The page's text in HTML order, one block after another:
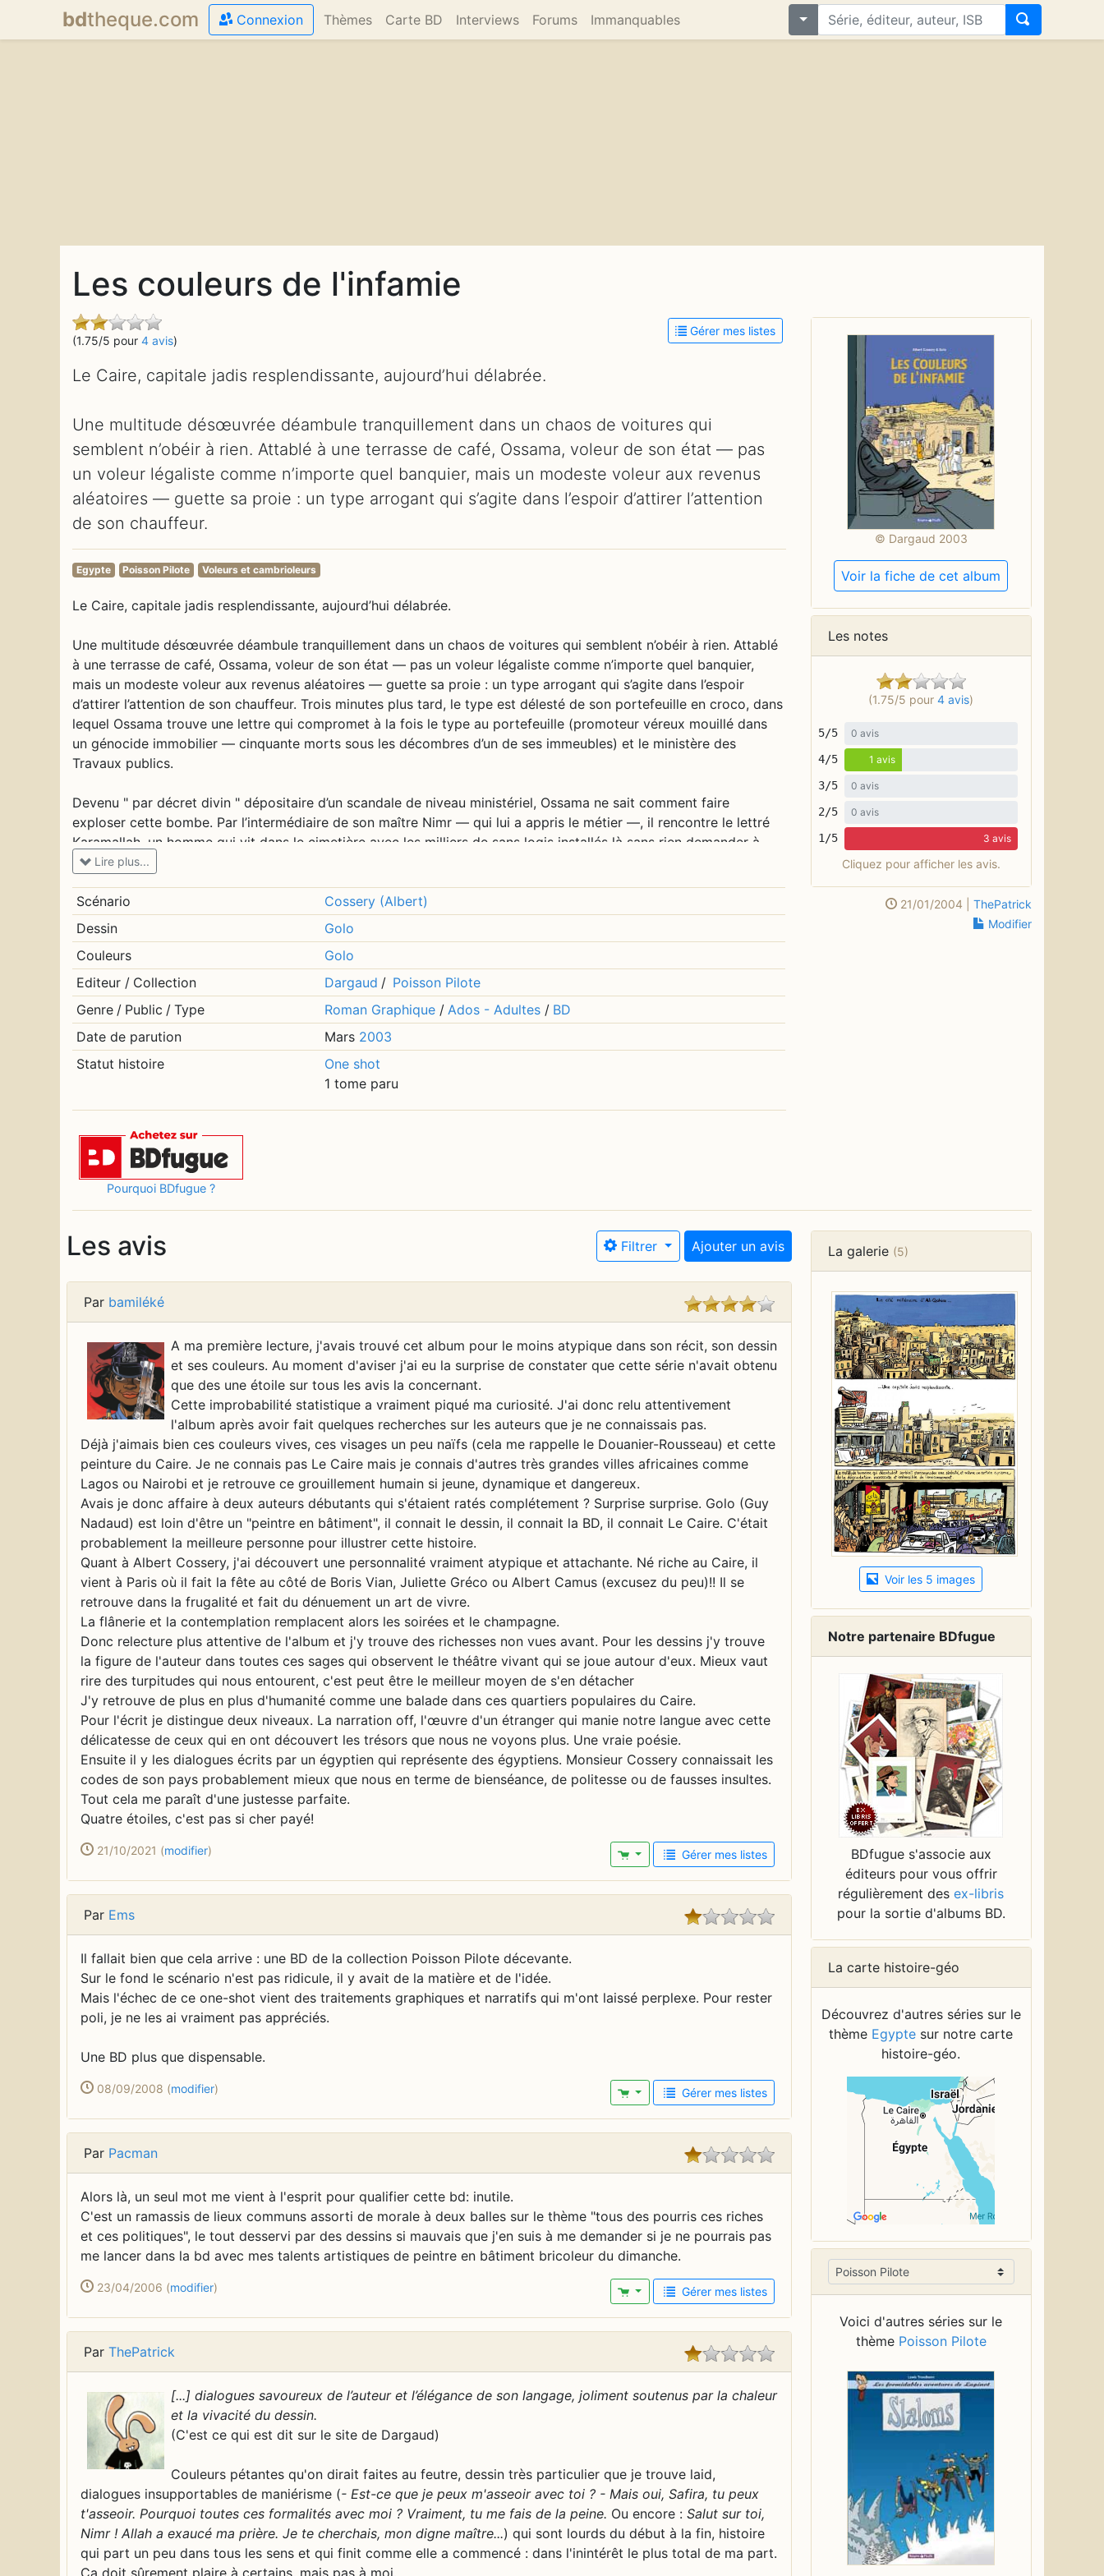
bdtheque.com Connexion Thèmes Carte BD Interviews Forums Immanquables
Les couleurs de l'infamie
(1.75/5 pour 4 avis)
Gérer mes listes
Le Caire, capitale jadis resplendissante, aujourd’hui délabrée.
Une multitude désœuvrée déambule tranquillement dans un chaos de voitures qui
semblent n’obéir à rien. Attablé à une terrasse de café, Ossama, voleur de son état — pas
un voleur légaliste comme n’importe quel banquier, mais un modeste voleur aux revenus
aléatoires — guette sa proie : un type arrogant qui s’agite dans l’espoir d’attirer l’attention
de son chauffeur.
Egypte Poisson Pilote Voleurs et cambrioleurs
Le Caire, capitale jadis resplendissante, aujourd’hui délabrée.
Une multitude désœuvrée déambule tranquillement dans un chaos de voitures qui semblent n’obéir à rien. Attablé
à une terrasse de café, Ossama, voleur de son état — pas un voleur légaliste comme n’importe quel banquier,
mais un modeste voleur aux revenus aléatoires — guette sa proie : un type arrogant qui s’agite dans l’espoir
d’attirer l’attention de son chauffeur. Trois minutes plus tard, le type est délesté de son portefeuille en croco, dans
lequel Ossama trouve une lettre qui compromet à la fois le type au portefeuille (promoteur véreux mouillé dans
un génocide immobilier — cinquante morts sous les décombres d’un de ses immeubles) et le ministère des
Travaux publics.
Devenu " par décret divin " dépositaire d’un scandale de niveau ministériel, Ossama ne sait comment faire
exploser cette bombe. Par l’intermédiaire de son maître Nimr — qui lui a appris le métier —, il rencontre le lettré
Karamallah, un homme qui vit dans le cimetière avec les milliers de sans logis installés là sans rien demander à
personne. Et cet homme sage, très amusé par la lettre mais persuadé qu’elle n’a rien d’une bombe — le banditisme
moyen qui démasque, dans un grand rire salvateur, la face ignoble et grotesque du pouvoir — et toutes les
couleurs de l’infamie.
Amoureux du Caire, Golo rêvait de dessiner la ville à travers les romans du grand écrivain égyptien Albert
Cossery — rêve réalisé en 1991 avec "Mendiants et Orgueilleux", et aujourd’hui avec "Les Couleurs de l’infamie".
Les Couleurs de l’infamie est une adaptation fidèle du roman éponyme.
(source : Dargaud)
Lire plus...
Scénario
Cossery (Albert)
Dessin
Golo
Couleurs
Golo
Editeur / Collection Dargaud / Poisson Pilote
Genre / Public / Type Roman Graphique / Ados - Adultes / BD
Date de parution
Mars 2003
Statut histoire
One shot
1 tome paru
Pourquoi BDfugue ?
© Dargaud 2003
Voir la fiche de cet album
Les notes
(1.75/5 pour4 avis)
5/5 0 avis
4/5 1 avis
3/5 0 avis
2/5 0 avis
1/5 3 avis
Cliquez pour afficher les avis.
21/01/2004 | ThePatrick
Modifier
Les avis Filtrer Ajouter un avis
Par bamiléké
A ma première lecture, j'avais trouvé cet album pour le moins atypique dans son récit, son dessin
et ses couleurs. Au moment d'aviser j'ai eu la surprise de constater que cette série n'avait obtenu
que des une étoile sur tous les avis la concernant.
Cette improbabilité statistique a vraiment piqué ma curiosité. J'ai donc relu attentivement
l'album après avoir fait quelques recherches sur les auteurs que je ne connaissais pas.
Déjà j'aimais bien ces couleurs vives, ces visages un peu naïfs (cela me rappelle le Douanier-Rousseau) et cette
peinture du Caire. Je ne connais pas Le Caire mais je connais d'autres très grandes villes africaines comme
Lagos ou Nairobi et je retrouve ce grouillement humain si jeune, dynamique et dangereux.
Avais je donc affaire à deux auteurs débutants qui s'étaient ratés complétement ? Surprise surprise. Golo (Guy
Nadaud) est loin d'être un "peintre en bâtiment", il connait le dessin, il connait la BD, il connait Le Caire. C'était
probablement la meilleure personne pour illustrer cette histoire.
Quant à Albert Cossery, j'ai découvert une personnalité vraiment atypique et attachante. Né riche au Caire, il
vient à Paris où il fait la fête au côté de Boris Vian, Juliette Gréco ou Albert Camus (excusez du peu)!! Il se
retrouve dans la frugalité et fait du dénuement un art de vivre.
La flânerie et la contemplation remplacent alors les soirées et le champagne.
Donc relecture plus attentive de l'album et j'y trouve des richesses non vues avant. Pour les dessins j'y trouve
la figure de l'auteur dans toutes ces sages qui observent le théâtre vivant qui se joue autour d'eux. Mieux vaut
rire des turpitudes qui nous entourent, c'est peut être le meilleur moyen de s'en détacher
J'y retrouve de plus en plus d'humanité comme une balade dans ces quartiers populaires du Caire.
Pour l'écrit je distingue deux niveaux. La narration off, l'œuvre d'un étranger qui manie notre langue avec cette
délicatesse de ceux qui en ont découvert les trésors que nous ne voyons plus. Une vraie poésie.
Ensuite il y les dialogues écrits par un égyptien qui représente des égyptiens. Monsieur Cossery connaissait les
codes de son pays probablement mieux que nous en terme de bienséance, de politesse ou de fausses insultes.
Tout cela me paraît d'une justesse parfaite.
Quatre étoiles, c'est pas si cher payé!
21/10/2021 (modifier) Gérer mes listes
Par Ems
Il fallait bien que cela arrive : une BD de la collection Poisson Pilote décevante.
Sur le fond le scénario n'est pas ridicule, il y avait de la matière et de l'idée.
Mais l'échec de ce one-shot vient des traitements graphiques et narratifs qui m'ont laissé perplexe. Pour rester
poli, je ne les ai vraiment pas appréciés.
Une BD plus que dispensable.
08/09/2008 (modifier) Gérer mes listes
Par Pacman
Alors là, un seul mot me vient à l'esprit pour qualifier cette bd: inutile.
C'est un ramassis de lieux communs assorti de morale à deux balles sur le thème "tous des pourris ces riches
et ces politiques", le tout desservi par des dessins si mauvais que j'en suis à me demander si je ne pourrais pas
me lancer dans la bd avec mes talents artistiques de peintre en bâtiment bricoleur du dimanche.
23/04/2006 (modifier) Gérer mes listes
Par ThePatrick
[...] dialogues savoureux de l’auteur et l’élégance de son langage, joliment soutenus par la chaleur
et la vivacité du dessin.
(C'est ce qui est dit sur le site de Dargaud)
Couleurs pétantes qu'on dirait faites au feutre, dessin très particulier que je trouve laid,
dialogues insupportables de maniérisme (- Est-ce que je peux m'asseoir avec toi ? - Mais oui, Safira, tu peux
t'asseoir. Pourquoi toutes ces formalités avec moi ? Vraiment, tu me fais de la peine. Ou encore : Salut sur toi,
Nimr ! Allah a exaucé ma prière. Je te cherchais, mon digne maître...) qui sont lourds du début à la fin, histoire
qui part un peu dans tous les sens et qui finit comme elle a commencé : dans l'inintérêt le plus total de ma part.
Ca doit sûrement plaire à certains, mais pas à moi.
La galerie (5)
Voir les 5 images
Notre partenaire BDfugue
BDfugue s'associe aux
éditeurs pour vous offrir
régulièrement desex-libris
pour la sortie d'albums BD.
La carte histoire-géo
Découvrez d'autres séries sur le
thème Egypte sur notre carte
histoire-géo.
Voici d'autres séries sur le
thème Poisson Pilote